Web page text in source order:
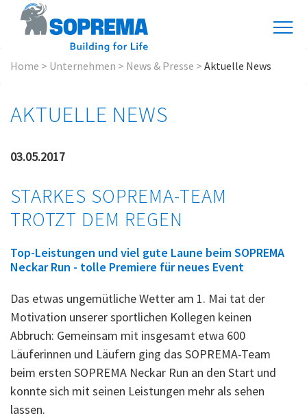
Home > Unternehmen > News & Presse > Aktuelle News
AKTUELLE NEWS
03.05.2017
STARKES SOPREMA-TEAM
TROTZT DEM REGEN
Top-Leistungen und viel gute Laune beim SOPREMA
Neckar Run - tolle Premiere für neues Event
Das etwas ungemütliche Wetter am 1. Mai tat der
Motivation unserer sportlichen Kollegen keinen
Abbruch: Gemeinsam mit insgesamt etwa 600
Läuferinnen und Läufern ging das SOPREMA-Team
beim ersten SOPREMA Neckar Run an den Start und
konnte sich mit seinen Leistungen mehr als sehen
lassen.